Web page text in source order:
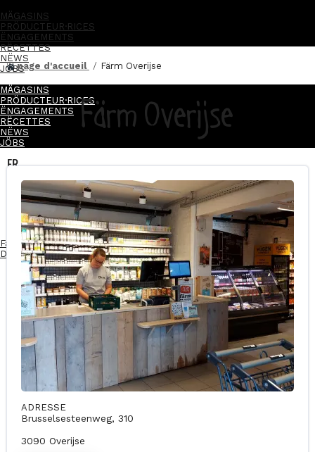
MÄGASINS
PRÖDUCTEUR·RICES
ËNGAGEMENTS
RËCETTES
NËWS
JÖBS
MÄGASINS
PRÖDUCTEUR·RICES
ËNGAGEMENTS
RËCETTES
NËWS
JÖBS
FR
Facebook-f Instagram Linkedin-in
Devenez franchisé·e
page d'accueil Färm Overijse
Färm Overijse
ADRESSE
Brusselsesteenweg, 310
3090 Overijse